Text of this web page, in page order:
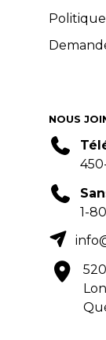
NOUS
1-